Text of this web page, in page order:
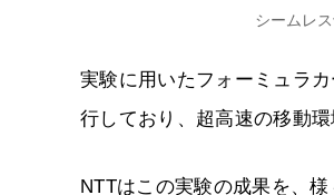
シームレ
実験に用いたフォーミュラ
行しており、超高速の移動
NTTはこの実験の成果を、